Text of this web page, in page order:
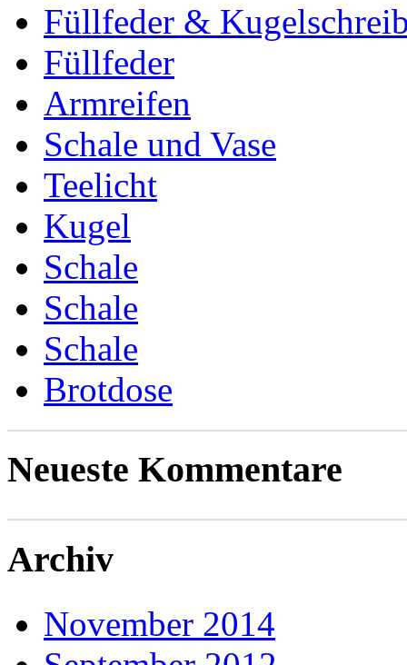
Füllfeder &
Füllfeder
Armreifen
Schale und Vase
Teelicht
Kugel
Schale
Schale
Schale
Brotdose
Neueste Kommentare
Archiv
November 2014